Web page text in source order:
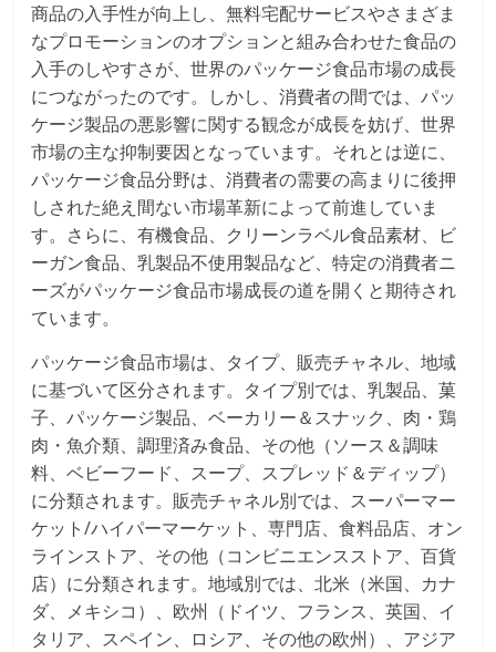
商品の入手性が向上し、無料宅配サービスやさまざま
なプロモーションのオプションと組み合わせた食品の
入手のしやすさが、世界のパッケージ食品市場の成長
につながったのです。しかし、消費者の間では、パッ
ケージ製品の悪影響に関する観念が成長を妨げ、世界
市場の主な抑制要因となっています。それとは逆に、
パッケージ食品分野は、消費者の需要の高まりに後押
しされた絶え間ない市場革新によって前進していま
す。さらに、有機食品、クリーンラベル食品素材、ビ
ーガン食品、乳製品不使用製品など、特定の消費者ニ
ーズがパッケージ食品市場成長の道を開くと期待され
ています。
パッケージ食品市場は、タイプ、販売チャネル、地域
に基づいて区分されます。タイプ別では、乳製品、菓
子、パッケージ製品、ベーカリー＆スナック、肉・鶏
肉・魚介類、調理済み食品、その他（ソース＆調味
料、ベビーフード、スープ、スプレッド＆ディップ）
に分類されます。販売チャネル別では、スーパーマー
ケット/ハイパーマーケット、専門店、食料品店、オン
ラインストア、その他（コンビニエンスストア、百貨
店）に分類されます。地域別では、北米（米国、カナ
ダ、メキシコ）、欧州（ドイツ、フランス、英国、イ
タリア、スペイン、ロシア、その他の欧州）、アジア